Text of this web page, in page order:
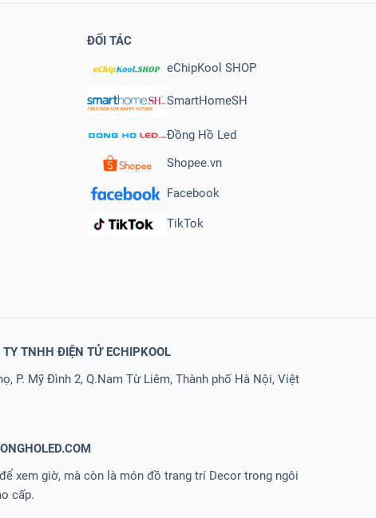
ĐỐI TÁC
eChipKool SHOP
SmartHomeSH
Đồng Hồ Led
Shopee.vn
Facebook
TikTok
TNHH ĐIỆN TỬ ECHIPKOOL
P. Mỹ Đình 2, Q.Nam Từ Liêm, Thành phố Hà Nội, Việt
xem giờ, mà còn là món đồ trang trí Decor trong ngôi
cấp.